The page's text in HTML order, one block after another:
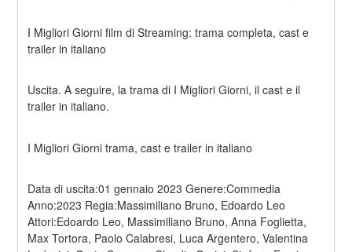
I Migliori Giorni film di Streaming: trama completa, cast e
trailer in italiano
Uscita. A seguire, la trama di I Migliori Giorni, il cast e il
trailer in italiano.
I Migliori Giorni trama, cast e trailer in italiano
Data di uscita:01 gennaio 2023 Genere:Commedia
Anno:2023 Regia:Massimiliano Bruno, Edoardo Leo
Attori:Edoardo Leo, Massimiliano Bruno, Anna Foglietta,
Max Tortora, Paolo Calabresi, Luca Argentero, Valentina